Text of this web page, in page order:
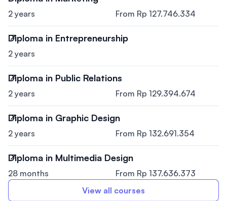
2 years From Rp 127.746.334
Diploma in Entrepreneurship
2 years
Diploma in Public Relations
2 years From Rp 129.394.674
Diploma in Graphic Design
2 years From Rp 132.691.354
Diploma in Multimedia Design
28 months
From Rp 137.636.373
View all courses